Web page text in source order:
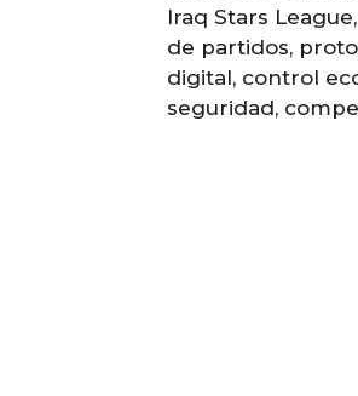
Iraq Stars
de partidos,
digital, control
seguridad,